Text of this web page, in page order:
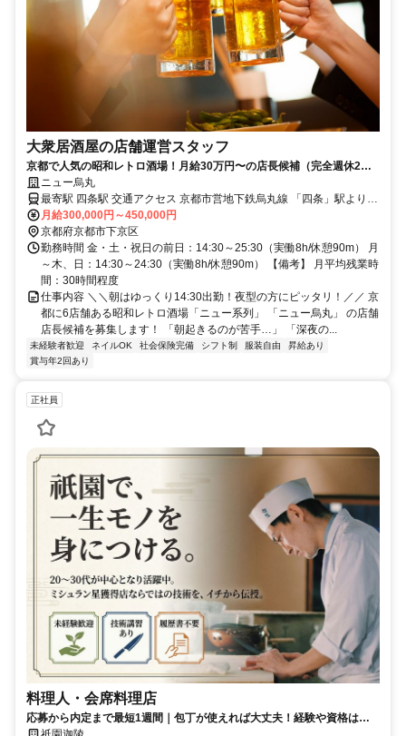
大衆居酒屋の店舗運営スタッフ
京都で人気の昭和レトロ酒場！月給30万円〜の店長候補（完全週休2日
制）ニュー烏丸
最寄駅 四条駅 交通アクセス 京都市営地下鉄烏丸線 「四条」駅より徒
歩1分 阪急「四条烏丸」駅より徒歩5分
月給300,000円～450,000円
京都府京都市下京区
勤務時間 金・土・祝日の前日：14:30～25:30（実働8h/休憩90m） 月
～木、日：14:30～24:30（実働8h/休憩90m） 【備考】 月平均残業時
間：30時間程度
仕事内容 ＼＼朝はゆっくり14:30出勤！夜型の方にピッタリ！／／ 京
都に6店舗ある昭和レトロ酒場「ニュー系列」 「ニュー烏丸」 の店舗
店長候補を募集します！ 「朝起きるのが苦手…」 「深夜の...
未経験者歓迎 ネイルOK 社会保険完備 シフト制 服装自由
昇給あり
賞与年2回あり
正社員
料理人・会席料理店
応募から内定まで最短1週間｜包丁が使えれば大丈夫！経験や資格は不